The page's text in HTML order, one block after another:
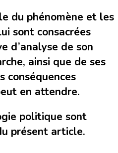
du phénomène et les
sont consacrées
d’analyse de son
ainsi que de ses
conséquences
en attendre.
politique sont
présent article.